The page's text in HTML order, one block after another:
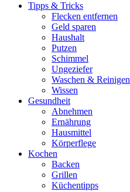
Tipps & Tricks
Flecken entfernen
Geld sparen
Haushalt
Putzen
Schimmel
Ungeziefer
Waschen & Reinigen
Wissen
Gesundheit
Abnehmen
Ernährung
Hausmittel
Körperflege
Kochen
Backen
Grillen
Küchentipps